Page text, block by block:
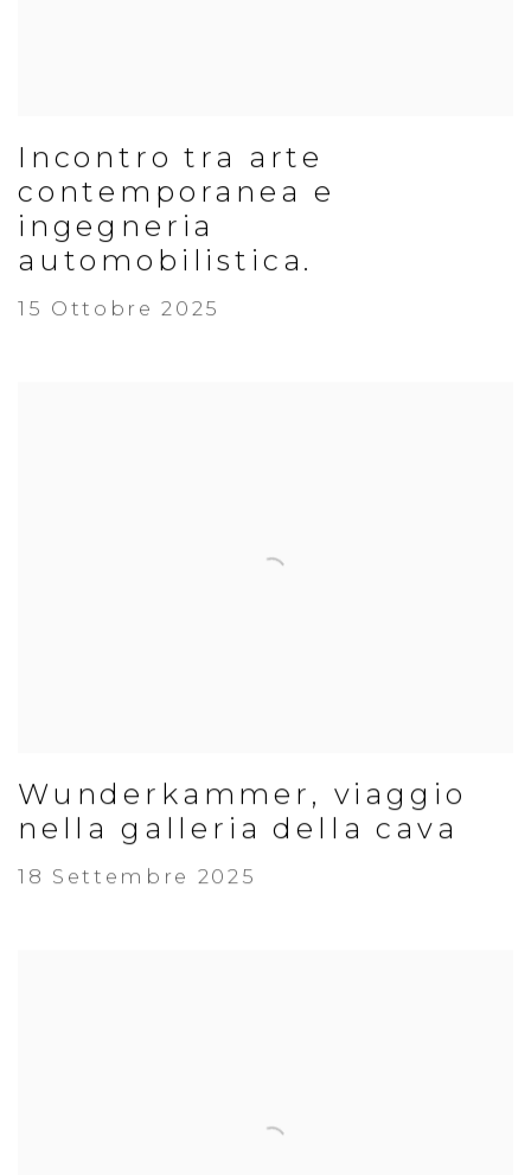
Incontro tra arte
contemporanea e
ingegneria
automobilistica.
15 Ottobre 2025
Wunderkammer, viaggio
nella galleria della cava
18 Settembre 2025